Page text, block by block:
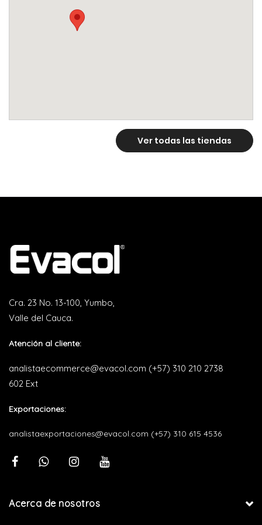
Ver todas las tiendas
Cra. 23 No. 13-100, Yumbo,
Valle del Cauca.
Atención al cliente:
analistaecommerce@evacol.com (+57) 310 210 2738
602 Ext
Exportaciones:
analistaexportaciones@evacol.com (+57) 310 615 4536
Acerca de nosotros